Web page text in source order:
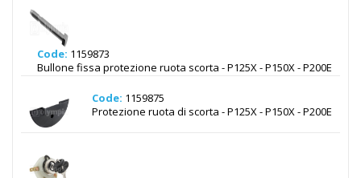
Code: 1159873
Bullone fissa protezione ruota scorta - P125X - P150X - P200E
Code: 1159875
Protezione ruota di scorta - P125X - P150X - P200E